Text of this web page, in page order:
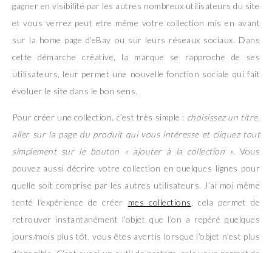
gagner en visibilité par les autres nombreux utilisateurs du site
et vous verrez peut etre même votre collection mis en avant
sur la home page d’eBay ou sur leurs réseaux sociaux. Dans
cette démarche créative, la marque se rapproche de ses
utilisateurs, leur permet une nouvelle fonction sociale qui fait
évoluer le site dans le bon sens.
Pour créer une collection, c’est très simple : choisissez un titre,
aller sur la page du produit qui vous intéresse et cliquez tout
simplement sur le bouton « ajouter à la collection ».
Vous
pouvez aussi décrire votre collection en quelques lignes pour
quelle soit comprise par les autres utilisateurs. J’ai moi même
tenté l’expérience de créer mes collections , cela permet de
retrouver instantanément l’objet que l’on a repéré quelques
jours/mois plus tôt, vous êtes avertis lorsque l’objet n’est plus